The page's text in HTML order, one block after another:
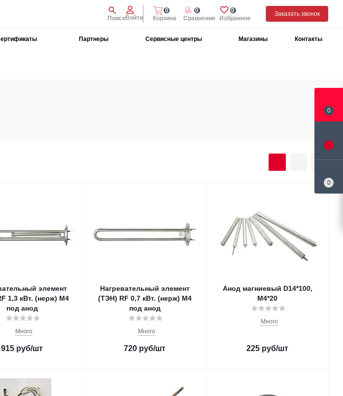
ПоискВойти Избранное
0
Сравнение
0
Корзина
0
Заказать звонок
Партнеры Сервисные центры Магазины Контакты
элемент
1,3 кВт. (нерж) M4
под анод
Много
915 руб/шт
Нагревательный элемент
(ТЭН) RF 0,7 кВт. (нерж) M4
под анод
Много
720 руб/шт
Анод магниевый D14*100,
M4*20
Много
225 руб/шт
0
0